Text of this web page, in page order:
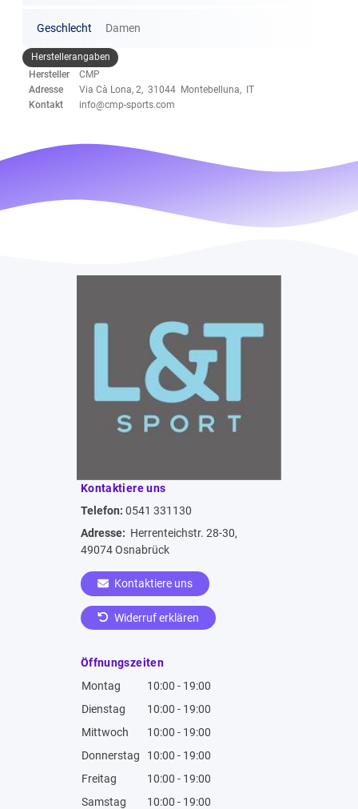
Geschlecht Damen
Herstellerangaben
Hersteller
CMP
Adresse
Via Cà Lona, 2, 31044 Montebelluna, IT
Kontakt
info@cmp-sports.com
Kontaktiere uns
Telefon: 0541 331130
Adresse: Herrenteichstr. 28-30,
49074 Osnabrück
Kontaktiere uns
Widerruf erklären
Öffnungszeiten
Montag
10:00 - 19:00
Dienstag
10:00 - 19:00
Mittwoch
10:00 - 19:00
Donnerstag
10:00 - 19:00
Freitag
10:00 - 19:00
Samstag
10:00 - 19:00